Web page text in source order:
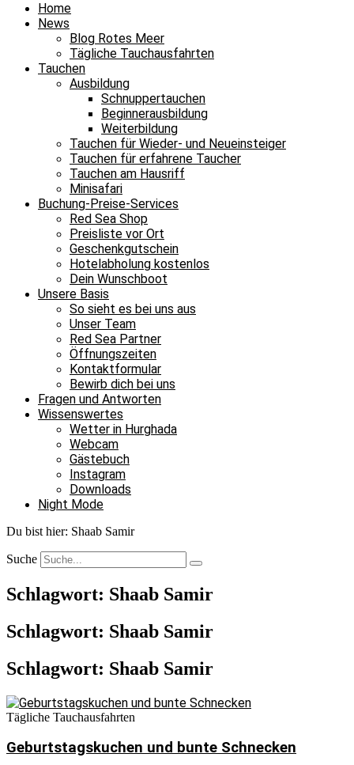
Home
News
Blog Rotes Meer
Tägliche Tauchausfahrten
Tauchen
Ausbildung
Schnuppertauchen
Beginnerausbildung
Weiterbildung
Tauchen für Wieder- und Neueinsteiger
Tauchen für erfahrene Taucher
Tauchen am Hausriff
Minisafari
Buchung-Preise-Services
Red Sea Shop
Preisliste vor Ort
Geschenkgutschein
Hotelabholung kostenlos
Dein Wunschboot
Unsere Basis
So sieht es bei uns aus
Unser Team
Red Sea Partner
Öffnungszeiten
Kontaktformular
Bewirb dich bei uns
Fragen und Antworten
Wissenswertes
Wetter in Hurghada
Webcam
Gästebuch
Instagram
Downloads
Night Mode
Du bist hier: Shaab Samir
Suche
Schlagwort: Shaab Samir
Schlagwort: Shaab Samir
Schlagwort: Shaab Samir
Tägliche Tauchausfahrten
Geburtstagskuchen und bunte Schnecken